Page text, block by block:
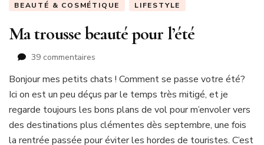
BEAUTÉ & COSMÉTIQUE LIFESTYLE
Ma trousse beauté pour l’été
39 commentaires
trousse
beauté
pour
Bonjour mes petits chats ! Comment se passe votre été?
Ici on est un peu déçus par le temps très mitigé, et je
regarde toujours les bons plans de vol pour m’envoler vers
des destinations plus clémentes dès septembre, une fois
la rentrée passée pour éviter les hordes de touristes. C’est